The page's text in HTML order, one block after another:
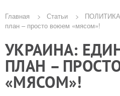
Строка
навигации
Главная Статьи ПОЛИТИКА
план – просто воюем «мясом»!
УКРАИНА:
ПЛАН –
«МЯСОМ»!